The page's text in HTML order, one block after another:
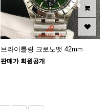
브라이틀링 크로노맷 42mm
판매가 회원공개